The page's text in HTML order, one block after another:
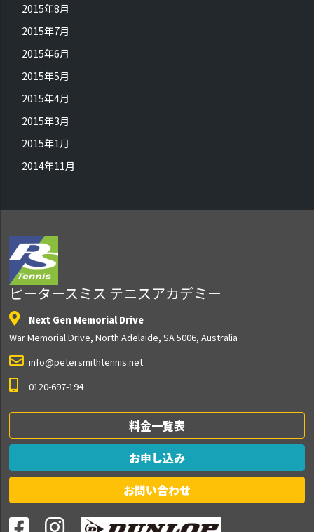
2015年8月
2015年7月
2015年6月
2015年5月
2015年4月
2015年3月
2015年1月
2014年11月
ピータースミス テニスアカデミー
Next Gen Memorial Drive
War Memorial Drive, North Adelaide, SA 5006, Australia
info@petersmithtennis.net
0120-697-194
料金一覧表
お申し込み
お問い合わせ